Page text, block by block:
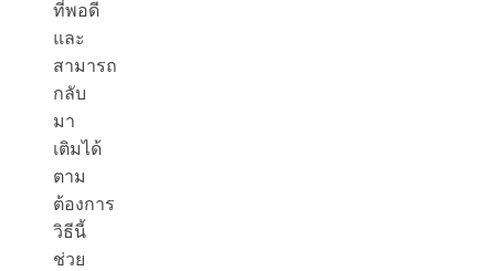
ที่พอดี
และ
สามารถ
กลับ
มา
เติมได้
ตาม
ต้องการ
วิธีนี้
ช่วย